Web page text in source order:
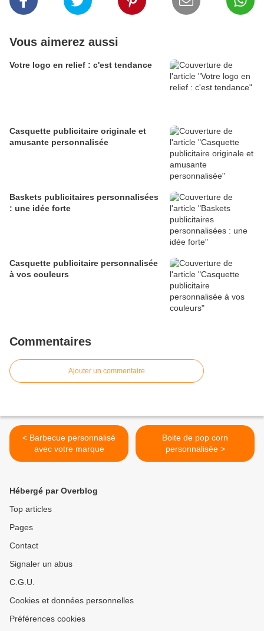
Vous aimerez aussi
Votre logo en relief : c'est tendance
Casquette publicitaire originale et
amusante personnalisée
Baskets publicitaires personnalisées
: une idée forte
Casquette publicitaire personnalisée
à vos couleurs
Commentaires
Ajouter un commentaire
< Barbecue personnalisé
avec votre marque
Boite de pop corn
personnalisée >
Hébergé par Overblog
Top articles
Pages
Contact
Signaler un abus
C.G.U.
Cookies et données personnelles
Préférences cookies